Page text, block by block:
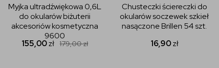
Myjka ultradźwiękowa 0,6L
do okularów biżuterii
akcesoriów kosmetyczna
9600
155,00zł 179,00zł
Chusteczki ściereczki do
okularów soczewek szkieł
nasączone Brillen 54 szt.
16,90zł